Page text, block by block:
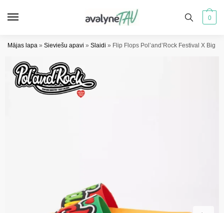
0
Mājas lapa » Sieviešu apavi » Slaidi » Flip Flops Pol’and’Rock Festival X Big